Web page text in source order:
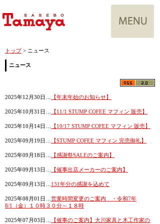
トップ> ニュース
ニュース
2025年12月30日… 【年末年始のお知らせ】
2025年10月31日… 【11/1 STUMP COFEE マフィン 販売】
2025年10月14日… 【10/17 STUMP COFEE マフィン 販売】
2025年09月19日… 【STUMP COFEE マフィン 完売御礼】
2025年09月18日… 【感謝祭SALEのご案内】
2025年09月13日… 【催事出店メーカーのご案内】
2025年09月13日… 131年分の感謝を込めて
2025年08月01日… 営業時間変更のご案内 ・令和7年
8/1（金）１０時３０分～１８時
2025年07月03日… 【催事のご案内】大川家具と木工作家の